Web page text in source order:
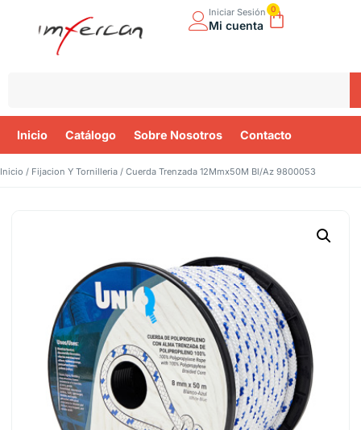
Iniciar Sesión
Mi cuenta
0
Inicio Catálogo Sobre Nosotros Contacto
Inicio / Fijacion Y Tornilleria / Cuerda Trenzada 12Mmx50M Bl/Az 9800053